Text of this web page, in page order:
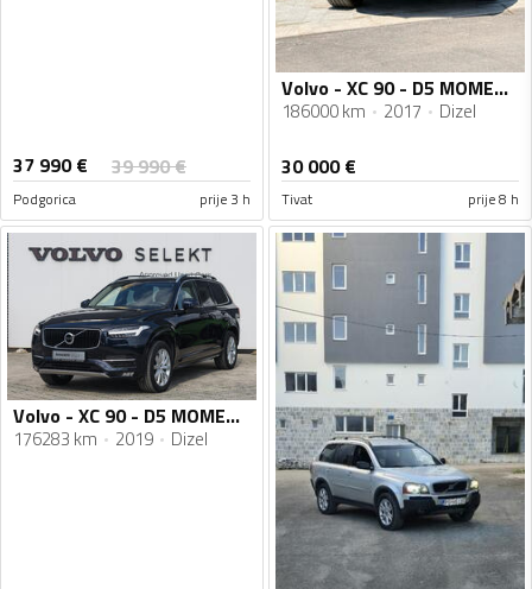
37 990€ 39 990€
Podgorica prije 3 h
Volvo - XC 90 - D5 MOMENTUM
186000 km 2017 Dizel
30 000€
Tivat prije 8 h
Volvo - XC 90 - D5 MOMENTUM AWD
176283 km 2019 Dizel